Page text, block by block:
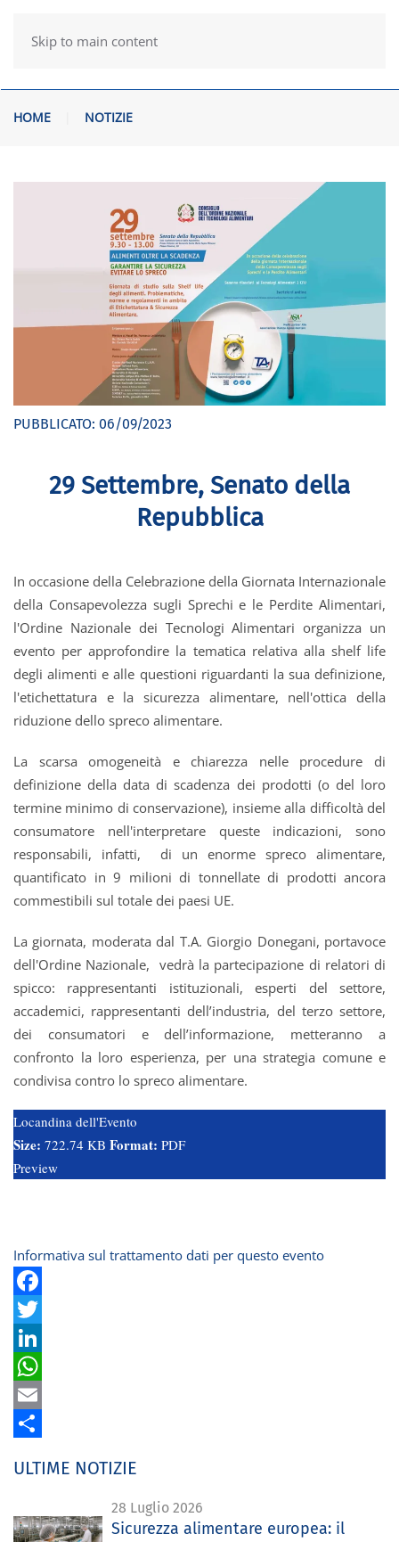
Skip to main content
HOME NOTIZIE
PUBBLICATO: 06/09/2023
29 Settembre, Senato della
Repubblica
In occasione della Celebrazione della Giornata Internazionale
della Consapevolezza sugli Sprechi e le Perdite Alimentari,
l'Ordine Nazionale dei Tecnologi Alimentari organizza un
evento per approfondire la tematica relativa alla shelf life
degli alimenti e alle questioni riguardanti la sua definizione,
l'etichettatura e la sicurezza alimentare, nell'ottica della
riduzione dello spreco alimentare.
La scarsa omogeneità e chiarezza nelle procedure di
definizione della data di scadenza dei prodotti (o del loro
termine minimo di conservazione), insieme alla difficoltà del
consumatore nell'interpretare queste indicazioni, sono
responsabili, infatti, di un enorme spreco alimentare,
quantificato in 9 milioni di tonnellate di prodotti ancora
commestibili sul totale dei paesi UE.
La giornata, moderata dal T.A. Giorgio Donegani, portavoce
dell'Ordine Nazionale, vedrà la partecipazione di relatori di
spicco: rappresentanti istituzionali, esperti del settore,
accademici, rappresentanti dell’industria, del terzo settore,
dei consumatori e dell’informazione, metteranno a
confronto la loro esperienza, per una strategia comune e
condivisa contro lo spreco alimentare.
Locandina dell'Evento
Size: 722.74 KB Format: PDF
Preview
Informativa sul trattamento dati per questo evento
Facebook
Twitter
LinkedIn
WhatsApp
Email
ULTIME NOTIZIE
28 Luglio 2026
Sicurezza alimentare europea: il